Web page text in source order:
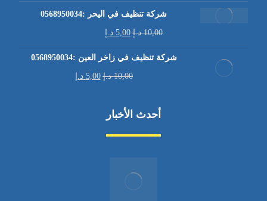
شركة تنظيف في اليحر :0568950034
10,00 د.إ 5,00 د.إ
شركة تنظيف في زاخر العين :0568950034
10,00 د.إ 5,00 د.إ
أحدث الأخبار